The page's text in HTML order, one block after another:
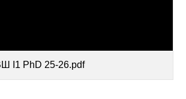
І1 PhD 25-26.pdf